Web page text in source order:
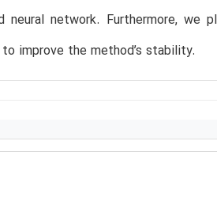
neural network. Furthermore, we
improve the method’s stability.